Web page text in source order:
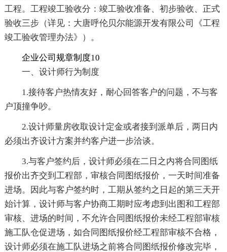
工程。工程竣工验收分：竣工验收准备、初步验收、正式
验收三步（详见：大唐呼伦贝尔能源开发有限公司《工程
竣工验收管理办法》）。
企业公司规章制度10
一、设计师行为制度
1.接待客户热情友好，耐心回答客户的问题，不与客
户顶撞争吵。
2.设计师量房收取设计定金或者接到派单后，两日内
必须出齐设计方案并约客户进一步洽谈。
3.与客户签约后，设计师必须在二日之内将合同图纸
报价出齐交到工程部，审核合同图纸报价，一天时间准备
进场。因此与客户签约时，工期从签约之日起的第三天开
始计算，设计师与客户协商工期时应考虑到出图和工程部
审核、进场的时间，不允许合同图纸报价未经工程部审核
施工队仓促进场，如合同图纸报价经工程部审核不合格，
设计师必须在施工队进场之前将合同图纸报价修改完毕，